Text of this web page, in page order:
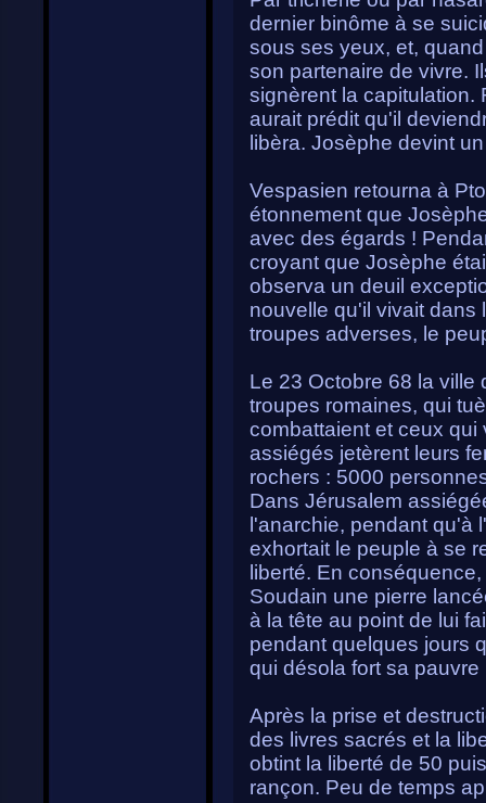
dernier binôme à se
sous ses yeux, et,
son partenaire de vivre.
signèrent la capitulation.
aurait prédit qu'il
libèra. Josèphe devint
Vespasien retourna à
étonnement que
avec des égards !
croyant que Josèphe
observa un deuil
nouvelle qu'il vivait
troupes adverses, le
Le 23 Octobre 68 la ville
troupes romaines, qui
combattaient et ceux
assiégés jetèrent leurs
rochers : 5000
Dans Jérusalem
l'anarchie, pendant qu'à
exhortait le peuple à se
liberté. En
Soudain une pierre
à la tête au point de lui
pendant quelques jours
qui désola fort sa pauvre
Après la prise et
des livres sacrés et la
obtint la liberté de 50
rançon. Peu de temps